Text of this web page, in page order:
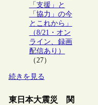
「支援」と
「協力」の今
とこれから」
（8/21・オン
ライン、録画
配信あり）
（27）
続きを見る
東日本大震災 関